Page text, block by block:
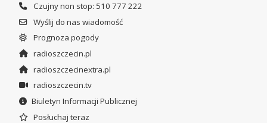
Czujny non stop: 510 777 222
Wyślij do nas wiadomość
Prognoza pogody
radioszczecin.pl
radioszczecinextra.pl
radioszczecin.tv
Biuletyn Informacji Publicznej
Posłuchaj teraz